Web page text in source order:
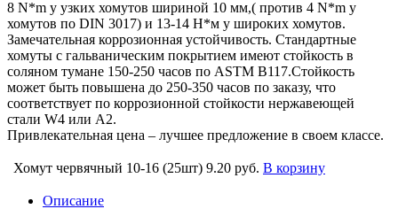
8 N*m у узких хомутов шириной 10 мм,( против 4 N*m у
хомутов по DIN 3017) и 13-14 Н*м у широких хомутов.
Замечательная коррозионная устойчивость. Стандартные
хомуты с гальваническим покрытием имеют стойкость в
соляном тумане 150-250 часов по ASTM B117.Стойкость
может быть повышена до 250-350 часов по заказу, что
соответствует по коррозионной стойкости нержавеющей
стали W4 или А2.
Привлекательная цена – лучшее предложение в своем классе.
Хомут червячный 10-16 (25шт) 9.20 руб. В корзину
Описание